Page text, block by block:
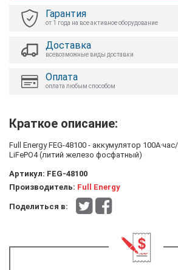
Гарантия
от 1 года на все активное оборудование
Доставка
всевозможные виды доставки
Оплата
оплата любым способом
Краткое описание:
Full Energy FEG-48100 - аккумулятор
LiFePO4 (литий железо фосфатный)
Артикул: FEG-48100
Производитель: Full Energy
Поделиться в: